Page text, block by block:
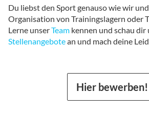
Du liebst den Sport genauso wie wir
Organisation von Trainingslagern oder
Lerne unserTeam kennen und schau dir
Stellenangebotean und mach deine
Hier bewerben!